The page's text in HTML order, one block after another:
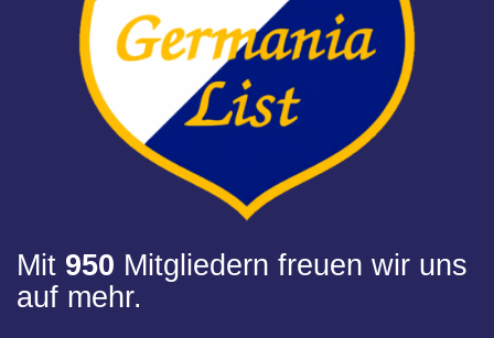
Mit 950 Mitgliedern freuen wir uns
auf mehr.